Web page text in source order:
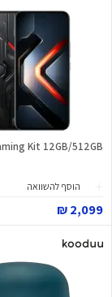
Kit 12GB/512GB
הוסף להשוואה
2,099 ₪